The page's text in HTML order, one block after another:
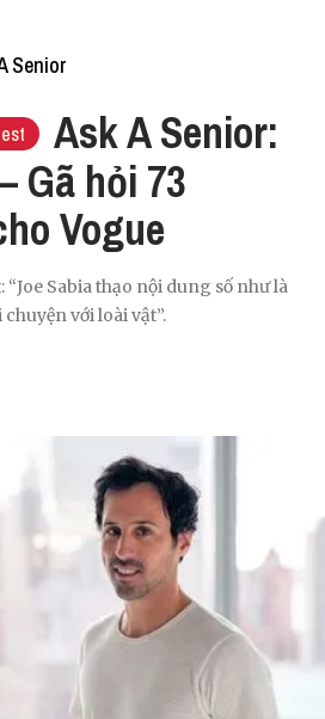
Senior
Ask A Senior:
Gã hỏi 73
Vogue
“Joe Sabia thạo nội dung số như là
với loài vật”.